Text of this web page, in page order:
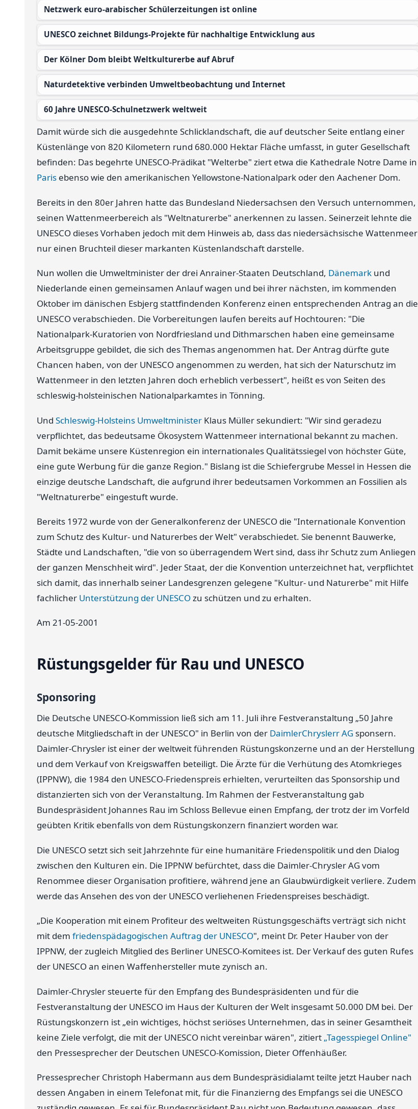
Netzwerk euro-arabischer Schülerzeitungen ist online
UNESCO zeichnet Bildungs-Projekte für nachhaltige Entwicklung aus
Der Kölner Dom bleibt Weltkulturerbe auf Abruf
Naturdetektive verbinden Umweltbeobachtung und Internet
60 Jahre UNESCO-Schulnetzwerk weltweit
Damit würde sich die ausgedehnte Schlicklandschaft, die auf deutscher Seite entlang einer
Küstenlänge von 820 Kilometern rund 680.000 Hektar Fläche umfasst, in guter Gesellschaft
befinden: Das begehrte UNESCO-Prädikat "Welterbe" ziert etwa die Kathedrale Notre Dame in
Paris ebenso wie den amerikanischen Yellowstone-Nationalpark oder den Aachener Dom.
Bereits in den 80er Jahren hatte das Bundesland Niedersachsen den Versuch unternommen,
seinen Wattenmeerbereich als "Weltnaturerbe" anerkennen zu lassen. Seinerzeit lehnte die
UNESCO dieses Vorhaben jedoch mit dem Hinweis ab, dass das niedersächsische Wattenmeer
nur einen Bruchteil dieser markanten Küstenlandschaft darstelle.
Nun wollen die Umweltminister der drei Anrainer-Staaten Deutschland, Dänemark und
Niederlande einen gemeinsamen Anlauf wagen und bei ihrer nächsten, im kommenden
Oktober im dänischen Esbjerg stattfindenden Konferenz einen entsprechenden Antrag an die
UNESCO verabschieden. Die Vorbereitungen laufen bereits auf Hochtouren: "Die
Nationalpark-Kuratorien von Nordfriesland und Dithmarschen haben eine gemeinsame
Arbeitsgruppe gebildet, die sich des Themas angenommen hat. Der Antrag dürfte gute
Chancen haben, von der UNESCO angenommen zu werden, hat sich der Naturschutz im
Wattenmeer in den letzten Jahren doch erheblich verbessert", heißt es von Seiten des
schleswig-holsteinischen Nationalparkamtes in Tönning.
Und Schleswig-Holsteins Umweltminister Klaus Müller sekundiert: "Wir sind geradezu
verpflichtet, das bedeutsame Ökosystem Wattenmeer international bekannt zu machen.
Damit bekäme unsere Küstenregion ein internationales Qualitätssiegel von höchster Güte,
eine gute Werbung für die ganze Region." Bislang ist die Schiefergrube Messel in Hessen die
einzige deutsche Landschaft, die aufgrund ihrer bedeutsamen Vorkommen an Fossilien als
"Weltnaturerbe" eingestuft wurde.
Bereits 1972 wurde von der Generalkonferenz der UNESCO die "Internationale Konvention
zum Schutz des Kultur- und Naturerbes der Welt" verabschiedet. Sie benennt Bauwerke,
Städte und Landschaften, "die von so überragendem Wert sind, dass ihr Schutz zum Anliegen
der ganzen Menschheit wird". Jeder Staat, der die Konvention unterzeichnet hat, verpflichtet
sich damit, das innerhalb seiner Landesgrenzen gelegene "Kultur- und Naturerbe" mit Hilfe
fachlicher Unterstützung der UNESCOzu schützen und zu erhalten.
Am 21-05-2001
Rüstungsgelder für Rau und UNESCO
Sponsoring
Die Deutsche UNESCO-Kommission ließ sich am 11. Juli ihre Festveranstaltung „50 Jahre
deutsche Mitgliedschaft in der UNESCO" in Berlin von der DaimlerChryslerr AG sponsern.
Daimler-Chrysler ist einer der weltweit führenden Rüstungskonzerne und an der Herstellung
und dem Verkauf von Kreigswaffen beteiligt. Die Ärzte für die Verhütung des Atomkrieges
(IPPNW), die 1984 den UNESCO-Friedenspreis erhielten, verurteilten das Sponsorship und
distanzierten sich von der Veranstaltung. Im Rahmen der Festveranstaltung gab
Bundespräsident Johannes Rau im Schloss Bellevue einen Empfang, der trotz der im Vorfeld
geübten Kritik ebenfalls von dem Rüstungskonzern finanziert worden war.
Die UNESCO setzt sich seit Jahrzehnte für eine humanitäre Friedenspolitik und den Dialog
zwischen den Kulturen ein. Die IPPNW befürchtet, dass die Daimler-Chrysler AG vom
Renommee dieser Organisation profitiere, während jene an Glaubwürdigkeit verliere. Zudem
werde das Ansehen des von der UNESCO verliehenen Friedenspreises beschädigt.
„Die Kooperation mit einem Profiteur des weltweiten Rüstungsgeschäfts verträgt sich nicht
mit dem friedenspädagogischen Auftrag der UNESCO", meint Dr. Peter Hauber von der
IPPNW, der zugleich Mitglied des Berliner UNESCO-Komitees ist. Der Verkauf des guten Rufes
der UNESCO an einen Waffenhersteller mute zynisch an.
Daimler-Chrysler steuerte für den Empfang des Bundespräsidenten und für die
Festveranstaltung der UNESCO im Haus der Kulturen der Welt insgesamt 50.000 DM bei. Der
Rüstungskonzern ist „ein wichtiges, höchst seriöses Unternehmen, das in seiner Gesamtheit
keine Ziele verfolgt, die mit der UNESCO nicht vereinbar wären", zitiert „Tagesspiegel Online"
den Pressesprecher der Deutschen UNESCO-Komission, Dieter Offenhäußer.
Pressesprecher Christoph Habermann aus dem Bundespräsidialamt teilte jetzt Hauber nach
dessen Angaben in einem Telefonat mit, für die Finanzierng des Empfangs sei die UNESCO